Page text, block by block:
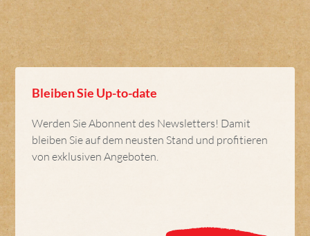
Bleiben Sie Up-to-date
Werden Sie Abonnent des Newsletters! Damit
bleiben Sie auf dem neusten Stand und profitieren
von exklusiven Angeboten.